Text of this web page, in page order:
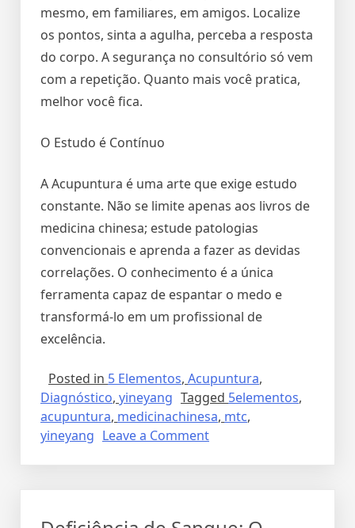
mesmo, em familiares, em amigos. Localize
os pontos, sinta a agulha, perceba a resposta
do corpo. A segurança no consultório só vem
com a repetição. Quanto mais você pratica,
melhor você fica.
O Estudo é Contínuo
A Acupuntura é uma arte que exige estudo
constante. Não se limite apenas aos livros de
medicina chinesa; estude patologias
convencionais e aprenda a fazer as devidas
correlações. O conhecimento é a única
ferramenta capaz de espantar o medo e
transformá-lo em um profissional de
excelência.
Posted in 5 Elementos, Acupuntura,
Diagnóstico, yineyang Tagged 5elementos,
acupuntura, medicinachinesa, mtc,
yineyang Leave a Comment